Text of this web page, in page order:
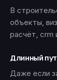
В
объекты,
расчёт, crm
Длинный
Даже если